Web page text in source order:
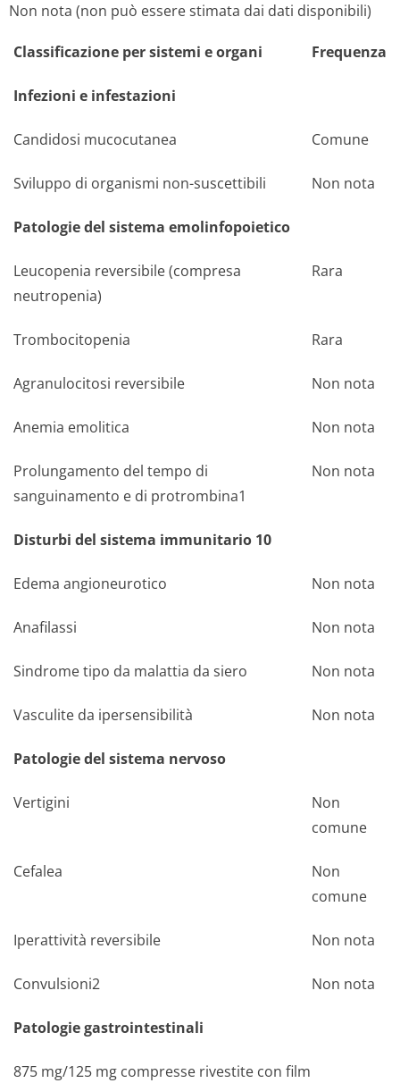
Non nota (non può essere stimata dai dati disponibili)
Classificazione per sistemi e organi Frequenza
Infezioni e infestazioni
Candidosi mucocutanea Comune
Sviluppo di organismi non-suscettibili Non nota
Patologie del sistema emolinfopoietico
Leucopenia reversibile (compresa
neutropenia)
Rara
Trombocitopenia Rara
Agranulocitosi reversibile Non nota
Anemia emolitica Non nota
Prolungamento del tempo di
sanguinamento e di protrombina1
Non nota
Disturbi del sistema immunitario 10
Edema angioneurotico Non nota
Anafilassi Non nota
Sindrome tipo da malattia da siero Non nota
Vasculite da ipersensibilità Non nota
Patologie del sistema nervoso
Vertigini
Non
comune
Cefalea
Non
comune
Iperattività reversibile Non nota
Convulsioni2 Non nota
Patologie gastrointestinali
875 mg/125 mg compresse rivestite con film